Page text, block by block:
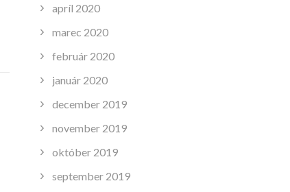
apríl 2020
marec 2020
február 2020
január 2020
december 2019
november 2019
október 2019
september 2019